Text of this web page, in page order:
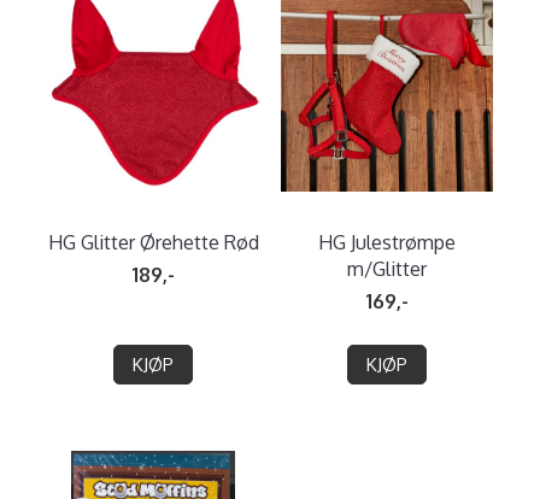
HG Glitter Ørehette Rød
189,-
KJØP
HG Julestrømpe
m/Glitter
169,-
KJØP